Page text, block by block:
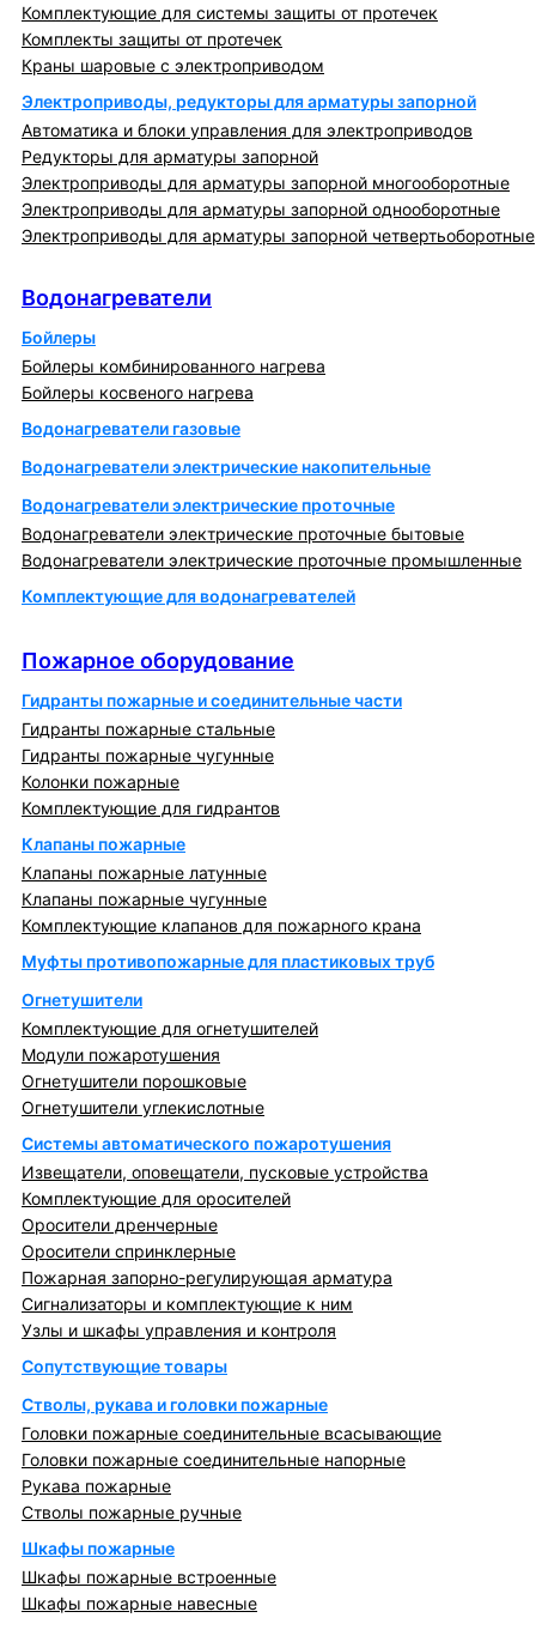
Комплектующие для системы защиты от протечек
Комплекты защиты от протечек
Краны шаровые с электроприводом
Электроприводы, редукторы для арматуры запорной
Автоматика и блоки управления для электроприводов
Редукторы для арматуры запорной
Электроприводы для арматуры запорной многооборотные
Электроприводы для арматуры запорной однооборотные
Электроприводы для арматуры запорной четвертьоборотные
Водонагреватели
Бойлеры
Бойлеры комбинированного нагрева
Бойлеры косвеного нагрева
Водонагреватели газовые
Водонагреватели электрические накопительные
Водонагреватели электрические проточные
Водонагреватели электрические проточные бытовые
Водонагреватели электрические проточные промышленные
Комплектующие для водонагревателей
Пожарное оборудование
Гидранты пожарные и соединительные части
Гидранты пожарные стальные
Гидранты пожарные чугунные
Колонки пожарные
Комплектующие для гидрантов
Клапаны пожарные
Клапаны пожарные латунные
Клапаны пожарные чугунные
Комплектующие клапанов для пожарного крана
Муфты противопожарные для пластиковых труб
Огнетушители
Комплектующие для огнетушителей
Модули пожаротушения
Огнетушители порошковые
Огнетушители углекислотные
Системы автоматического пожаротушения
Извещатели, оповещатели, пусковые устройства
Комплектующие для оросителей
Оросители дренчерные
Оросители спринклерные
Пожарная запорно-регулирующая арматура
Сигнализаторы и комплектующие к ним
Узлы и шкафы управления и контроля
Сопутствующие товары
Стволы, рукава и головки пожарные
Головки пожарные соединительные всасывающие
Головки пожарные соединительные напорные
Рукава пожарные
Стволы пожарные ручные
Шкафы пожарные
Шкафы пожарные встроенные
Шкафы пожарные навесные